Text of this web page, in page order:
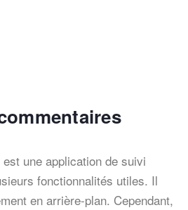
une application de suivi
fonctionnalités utiles. Il
en arrière-plan. Cependant,